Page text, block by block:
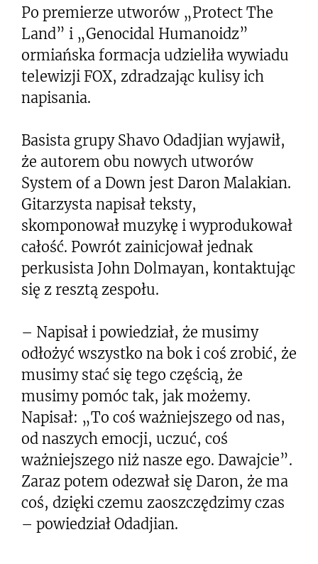
Po premierze utworów „Protect The
Land” i „Genocidal Humanoidz”
ormiańska formacja udzieliła wywiadu
telewizji FOX, zdradzając kulisy ich
napisania.
Basista grupy Shavo Odadjian wyjawił,
że autorem obu nowych utworów
System of a Down jest Daron Malakian.
Gitarzysta napisał teksty,
skomponował muzykę i wyprodukował
całość. Powrót zainicjował jednak
perkusista John Dolmayan, kontaktując
się z resztą zespołu.
– Napisał i powiedział, że musimy
odłożyć wszystko na bok i coś zrobić, że
musimy stać się tego częścią, że
musimy pomóc tak, jak możemy.
Napisał: „To coś ważniejszego od nas,
od naszych emocji, uczuć, coś
ważniejszego niż nasze ego. Dawajcie”.
Zaraz potem odezwał się Daron, że ma
coś, dzięki czemu zaoszczędzimy czas
– powiedział Odadjian.